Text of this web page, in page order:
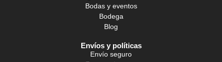
Bodas y eventos
Bodega
Blog
Envíos y políticas
Envío seguro